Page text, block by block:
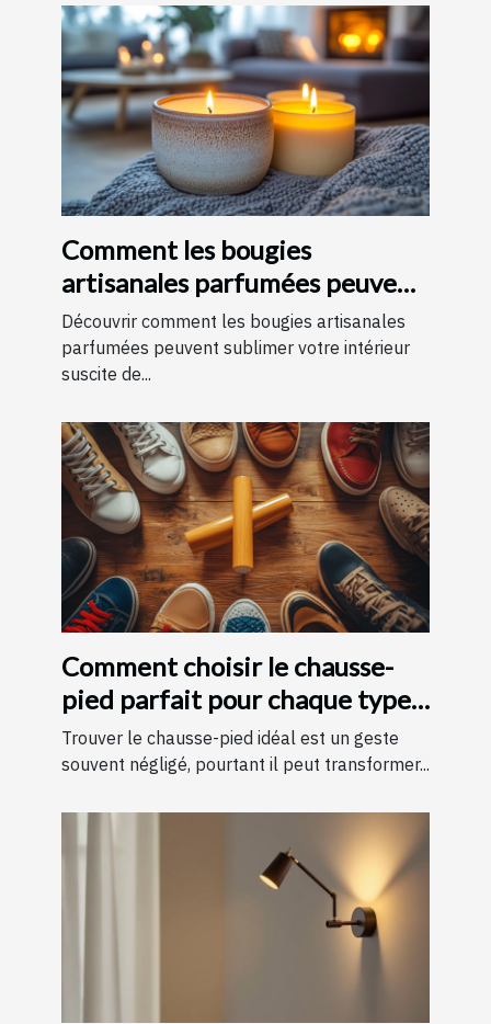
Comment les bougies
artisanales parfumées peuvent
améliorer votre intérieur
Découvrir comment les bougies artisanales
parfumées peuvent sublimer votre intérieur
suscite de...
Comment choisir le chausse-
pied parfait pour chaque type
de chaussure
Trouver le chausse-pied idéal est un geste
souvent négligé, pourtant il peut transformer...